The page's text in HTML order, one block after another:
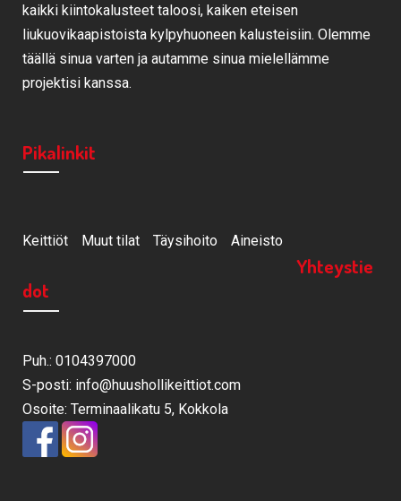
kaikki kiintokalusteet taloosi, kaiken eteisen
liukuovikaapistoista kylpyhuoneen kalusteisiin. Olemme
täällä sinua varten ja autamme sinua mielellämme
projektisi kanssa.
Pikalinkit
Keittiöt Muut tilat Täysihoito Aineisto
Yhteystie
dot
Puh.: 0104397000
S-posti: info@huushollikeittiot.com
Osoite: Terminaalikatu 5, Kokkola